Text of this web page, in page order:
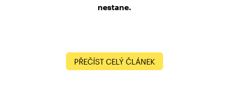
nestane.
PŘEČÍST CELÝ ČLÁNEK